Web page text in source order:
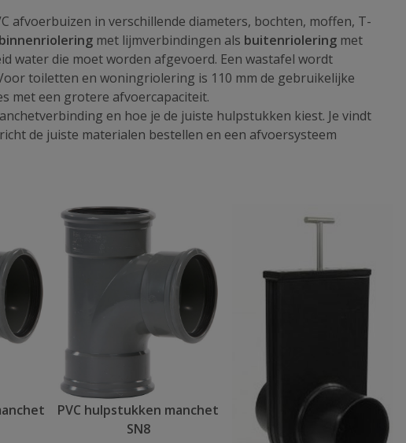
afvoerbuizen in verschillende diameters, bochten, moffen, T-
binnenriolering met lijmverbindingen als buitenriolering met
water die moet worden afgevoerd. Een wastafel wordt
toiletten en woningriolering is 110 mm de gebruikelijke
met een grotere afvoercapaciteit.
en hoe je de juiste hulpstukken kiest. Je vindt
de juiste materialen bestellen en een afvoersysteem
PVC hulpstukken manchet
SN8